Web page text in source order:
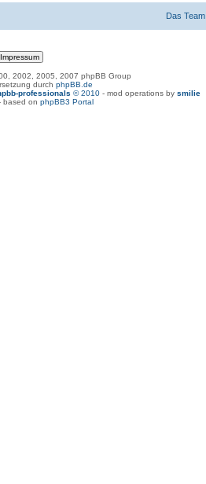
Das Team
2002, 2005, 2007 phpBB Group
durch phpBB.de
professionals © 2010 - mod operations by smilie
on phpBB3 Portal